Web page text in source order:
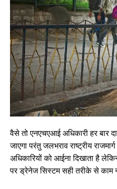
वैसे तो एनएचएआई अधिकारी हर बार
जाएगा परंतु जलभराव राष्ट्रीय
अधिकारियों को आईना दिखाता है
पर ड्रेनेज सिस्टम सही तरीके से काम